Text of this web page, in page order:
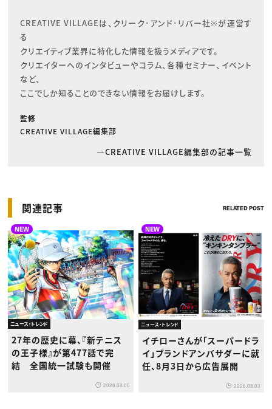
CREATIVE VILLAGEは、クリーク･アンド･リバー社※が運営す
る
クリエイティブ業界に特化した情報を扱うメディアです。
クリエイターへのインタビューやコラム、各種セミナー、イベント
など、
ここでしか知ることのできない情報をお届けします。
監修
CREATIVE VILLAGE編集部
CREATIVE VILLAGE編集部の記事一覧
関連記事 RELATED POST
NEW
ニュース・トレンド
27年の歴史に幕、『新テニス
の王子様』が第477話で完
結 全国統一試験も開催
2026.08.05
NEW
ニュース・トレンド
イチローさんが「スーパードラ
イ」ブランドアンバサダーに就
任、8月3日から広告展開
2026.08.03